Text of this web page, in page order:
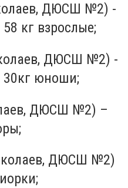
ДЮСШ №2) -
кг взрослые;
ДЮСШ №2) -
30кг юноши;
ДЮСШ №2) –
ДЮСШ №2)